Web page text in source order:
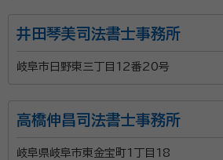
井田琴美司法書士事務所
岐阜市日野東三丁目12番20号
高橋伸昌司法書士事務所
岐阜県岐阜市東金宝町1丁目18